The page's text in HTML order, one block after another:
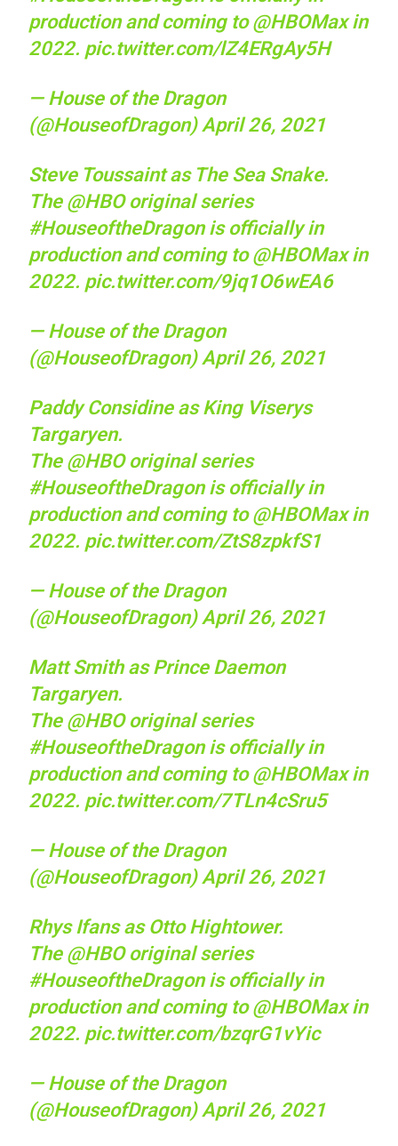
production and coming to@HBOMaxin
2022. pic.twitter.com/lZ4ERgAy5H
— House of the Dragon
(@HouseofDragon) April 26, 2021
Steve Toussaint as The Sea Snake.
The @HBOoriginal series
#HouseoftheDragonis officially in
production and coming to@HBOMaxin
2022. pic.twitter.com/9jq1O6wEA6
— House of the Dragon
(@HouseofDragon) April 26, 2021
Paddy Considine as King Viserys
Targaryen.
The @HBOoriginal series
#HouseoftheDragonis officially in
production and coming to@HBOMaxin
2022. pic.twitter.com/ZtS8zpkfS1
— House of the Dragon
(@HouseofDragon) April 26, 2021
Matt Smith as Prince Daemon
Targaryen.
The @HBOoriginal series
#HouseoftheDragonis officially in
production and coming to@HBOMaxin
2022. pic.twitter.com/7TLn4cSru5
— House of the Dragon
(@HouseofDragon) April 26, 2021
Rhys Ifans as Otto Hightower.
The @HBOoriginal series
#HouseoftheDragonis officially in
production and coming to@HBOMaxin
2022. pic.twitter.com/bzqrG1vYic
— House of the Dragon
(@HouseofDragon) April 26, 2021